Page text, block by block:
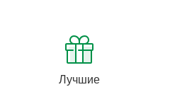
Лучшие